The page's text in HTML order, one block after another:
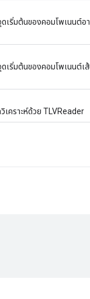
เริ่มต้นของคอมโพเนนต์อ
เริ่มต้นของคอมโพเนนต์เ
เคราะห์ด้วย TLVReader